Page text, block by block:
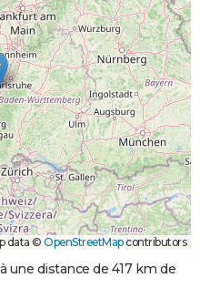
data ©OpenStreetMapcontributors
une distance de 417 km de